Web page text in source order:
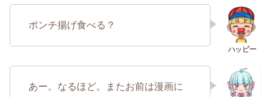
ポンチ揚げ食べる？
あー。なるほど。またお前は漫画に